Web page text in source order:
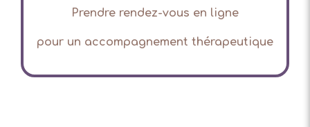
Prendre rendez-vous en ligne
pour un accompagnement thérapeutique